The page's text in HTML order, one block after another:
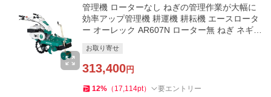
管理機 ローターなし ねぎの管理作業が大幅に
効率アップ管理機 耕運機 耕耘機 エースロータ
ー オーレック AR607N ローター無 ねぎ ネギ
お取り寄せ
313,400円
12% （ 17,114pt） 要エントリー